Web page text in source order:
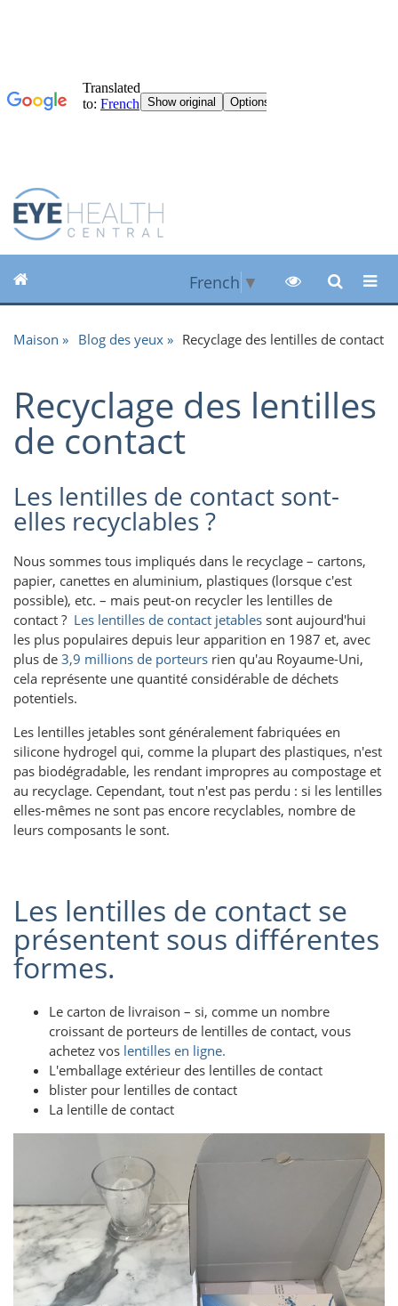
French ▼
Maison Blog des yeux Recyclage des lentilles de contact
Recyclage des lentilles
de contact
Les lentilles de contact sont-
elles recyclables ?
Nous sommes tous impliqués dans le recyclage – cartons,
papier, canettes en aluminium, plastiques (lorsque c'est
possible), etc. – mais peut-on recycler les lentilles de
contact ? Les lentilles de contact jetables sont aujourd'hui
les plus populaires depuis leur apparition en 1987 et, avec
plus de 3,9 millions de porteurs rien qu'au Royaume-Uni,
cela représente une quantité considérable de déchets
potentiels.
Les lentilles jetables sont généralement fabriquées en
silicone hydrogel qui, comme la plupart des plastiques, n'est
pas biodégradable, les rendant impropres au compostage et
au recyclage. Cependant, tout n'est pas perdu : si les lentilles
elles-mêmes ne sont pas encore recyclables, nombre de
leurs composants le sont.
Les lentilles de contact se
présentent sous différentes
formes.
Le carton de livraison – si, comme un nombre
croissant de porteurs de lentilles de contact, vous
achetez vos lentilles en ligne.
L'emballage extérieur des lentilles de contact
blister pour lentilles de contact
La lentille de contact